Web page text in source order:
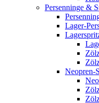
Persenninge &
Lager-
Neopren-